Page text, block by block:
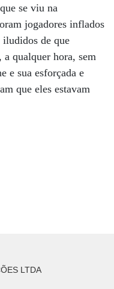
se viu na
jogadores inflados
iludidos de que
qualquer hora, sem
e sua esforçada e
que eles estavam
LTDA